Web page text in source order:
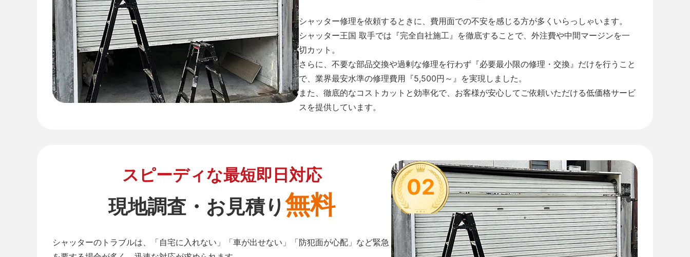
シャッター修理を依頼するときに、費用面での不安を感じる方が多くいらっしゃいます。
シャッター王国 取手では『完全自社施工』を徹底することで、外注費や中間マージンを一
切カット。
さらに、不要な部品交換や過剰な修理を行わず『必要最小限の修理・交換』だけを行うこと
で、業界最安水準の修理費用『5,500円～』を実現しました。
また、徹底的なコストカットと効率化で、お客様が安心してご依頼いただける低価格サービ
スを提供しています。
02
スピーディな最短即日対応
現地調査・お見積り無料
シャッターのトラブルは、「自宅に入れない」「車が出せない」「防犯面が心配」など緊急